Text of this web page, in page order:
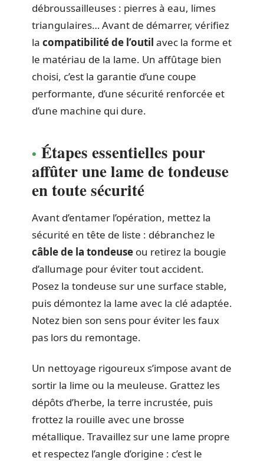
débroussailleuses : pierres à eau, limes
triangulaires… Avant de démarrer, vérifiez
la compatibilité de l’outil avec la forme et
le matériau de la lame. Un affûtage bien
choisi, c’est la garantie d’une coupe
performante, d’une sécurité renforcée et
d’une machine qui dure.
Étapes essentielles pour
affûter une lame de tondeuse
en toute sécurité
Avant d’entamer l’opération, mettez la
sécurité en tête de liste : débranchez le
câble de la tondeuse ou retirez la bougie
d’allumage pour éviter tout accident.
Posez la tondeuse sur une surface stable,
puis démontez la lame avec la clé adaptée.
Notez bien son sens pour éviter les faux
pas lors du remontage.
Un nettoyage rigoureux s’impose avant de
sortir la lime ou la meuleuse. Grattez les
dépôts d’herbe, la terre incrustée, puis
frottez la rouille avec une brosse
métallique. Travaillez sur une lame propre
et respectez l’angle d’origine : c’est le